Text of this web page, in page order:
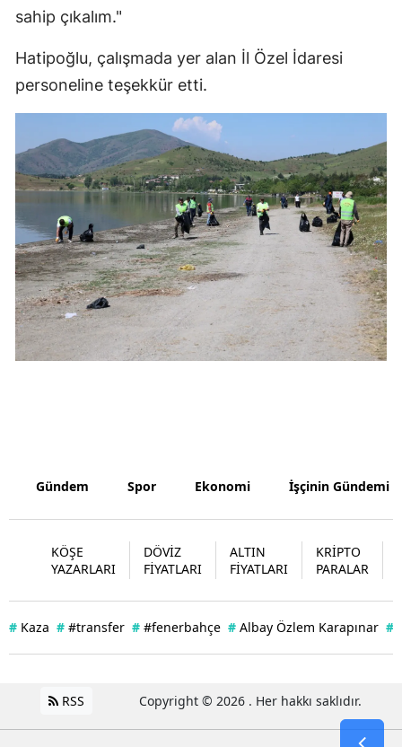
Muğla
Muş
Nevşehir
Niğde
Ordu
Sakarya
Sivas
Tekirdağ
Tokat
Tunceli
Uşak
sahip çıkalım."
Hatipoğlu, çalışmada yer alan İl Özel İdaresi
personeline teşekkür etti.
Gündem Spor Ekonomi İşçinin Gündemi
KÖŞE
YAZARLARI
DÖVİZ
FİYATLARI
ALTIN
FİYATLARI
KRİPTO
PARALAR
# Kaza # #transfer # #fenerbahçe # Albay Özlem Karapınar #
RSS Copyright © 2026 . Her hakkı saklıdır.